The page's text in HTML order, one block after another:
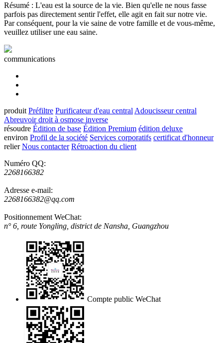
Résumé : L'eau est la source de la vie. Bien qu'elle ne nous fasse
parfois pas directement sentir l'effet, elle agit en fait sur notre vie.
Par conséquent, pour la vie saine de votre famille et de vous-même,
veuillez utiliser une eau saine.
communications
produit Préfiltre Purificateur d'eau central Adoucisseur central
Abreuvoir droit à osmose inverse
résoudre Édition de base Édition Premium édition deluxe
environ Profil de la société Services corporatifs certificat d'honneur
relier Nous contacter Rétroaction du client
Numéro QQ:
2268166382
Adresse e-mail:
2268166382@qq.com
Positionnement WeChat:
n° 6, route Yongling, district de Nansha, Guangzhou
Compte public WeChat